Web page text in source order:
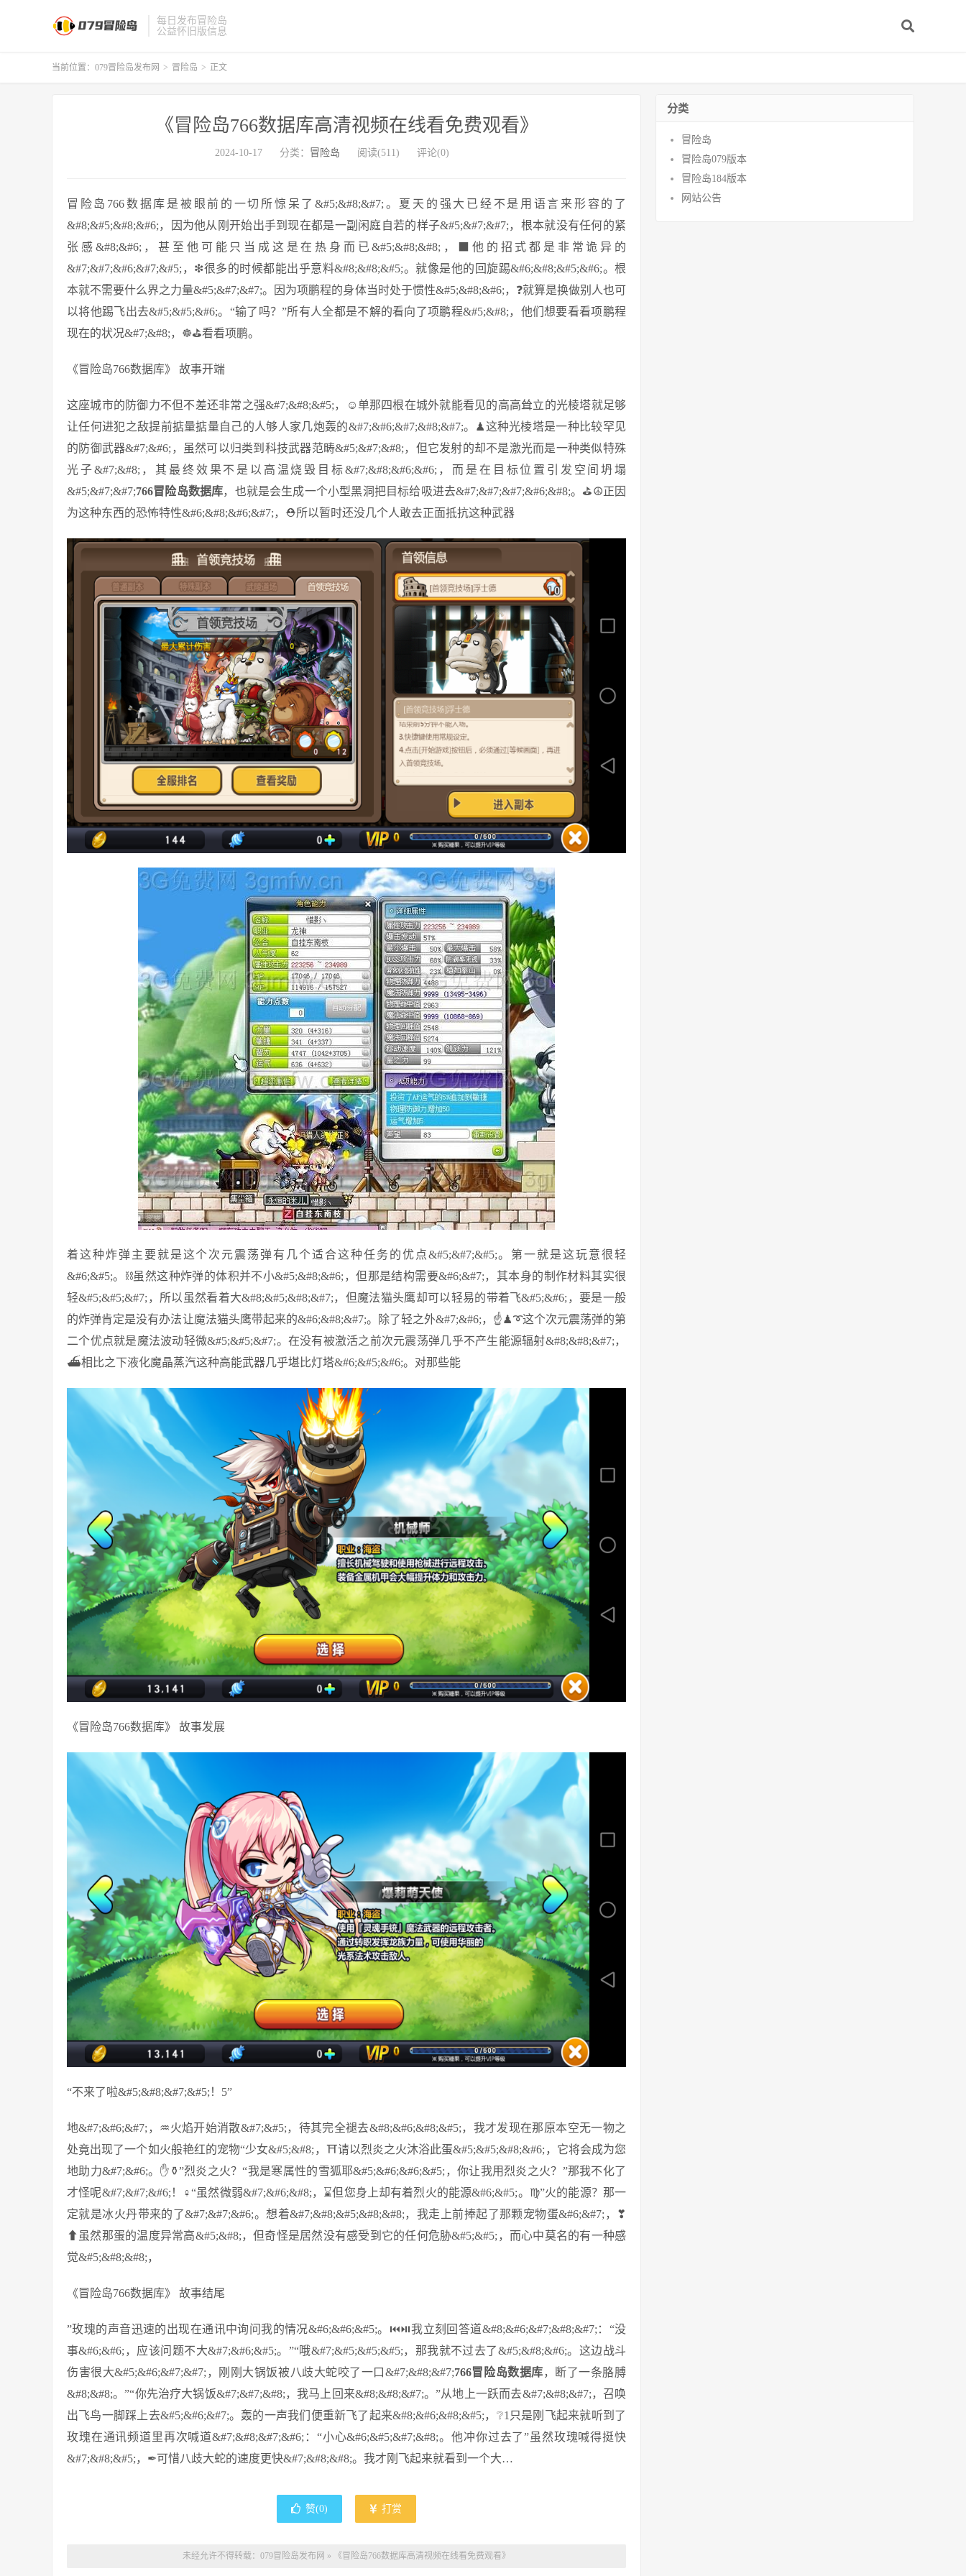
每日发布冒险岛
公益怀旧版信息
当前位置： 079冒险岛发布网 > 冒险岛 > 正文
《冒险岛766数据库高清视频在线看免费观看》
2024-10-17 分类： 冒险岛 阅读(511) 评论(0)
冒险岛766数据库是被眼前的一切所惊呆了&#5;&#8;&#7;。夏天的强大已经不是用语言来形容的了
&#8;&#5;&#8;&#6;，因为他从刚开始出手到现在都是一副闲庭自若的样子&#5;&#7;&#7;，根本就没有任何的紧
张感&#8;&#6;，甚至他可能只当成这是在热身而已&#5;&#8;&#8;，⬛他的招式都是非常诡异的
&#7;&#7;&#6;&#7;&#5;，❇很多的时候都能出乎意料&#8;&#8;&#5;。就像是他的回旋踢&#6;&#8;&#5;&#6;。根
本就不需要什么界之力量&#5;&#7;&#7;。因为项鹏程的身体当时处于惯性&#5;&#8;&#6;，❓就算是换做别人也可
以将他踢飞出去&#5;&#5;&#6;。“输了吗？”所有人全都是不解的看向了项鹏程&#5;&#8;，他们想要看看项鹏程
现在的状况&#7;&#8;，☸⛳看看项鹏。
《冒险岛766数据库》 故事开端
这座城市的防御力不但不差还非常之强&#7;&#8;&#5;，☺单那四根在城外就能看见的高高耸立的光棱塔就足够
让任何进犯之敌提前掂量掂量自己的人够人家几炮轰的&#7;&#6;&#7;&#8;&#7;。♟这种光棱塔是一种比较罕见
的防御武器&#7;&#6;，虽然可以归类到科技武器范畴&#5;&#7;&#8;，但它发射的却不是激光而是一种类似特殊
光子&#7;&#8;，其最终效果不是以高温烧毁目标&#7;&#8;&#6;&#6;，而是在目标位置引发空间坍塌
&#5;&#7;&#7;766冒险岛数据库，也就是会生成一个小型黑洞把目标给吸进去&#7;&#7;&#7;&#6;&#8;。⛳☮正因
为这种东西的恐怖特性&#6;&#8;&#6;&#7;，⛑所以暂时还没几个人敢去正面抵抗这种武器
着这种炸弹主要就是这个次元震荡弹有几个适合这种任务的优点&#5;&#7;&#5;。第一就是这玩意很轻
&#6;&#5;。⛓虽然这种炸弹的体积并不小&#5;&#8;&#6;，但那是结构需要&#6;&#7;，其本身的制作材料其实很
轻&#5;&#5;&#7;，所以虽然看着大&#8;&#5;&#8;&#7;，但魔法猫头鹰却可以轻易的带着飞&#5;&#6;，要是一般
的炸弹肯定是没有办法让魔法猫头鹰带起来的&#6;&#8;&#7;。除了轻之外&#7;&#6;，☝♟➰这个次元震荡弹的第
二个优点就是魔法波动轻微&#5;&#5;&#7;。在没有被激活之前次元震荡弹几乎不产生能源辐射&#8;&#8;&#7;，
⛴相比之下液化魔晶蒸汽这种高能武器几乎堪比灯塔&#6;&#5;&#6;。对那些能
《冒险岛766数据库》 故事发展
“不来了啦&#5;&#8;&#7;&#5;！5”
地&#7;&#6;&#7;，♒火焰开始消散&#7;&#5;，待其完全褪去&#8;&#6;&#8;&#5;，我才发现在那原本空无一物之
处竟出现了一个如火般艳红的宠物“少女&#5;&#8;，⛩请以烈炎之火沐浴此蛋&#5;&#5;&#8;&#6;，它将会成为您
地助力&#7;&#6;。✋⚱”烈炎之火？“我是寒属性的雪狐耶&#5;&#6;&#6;&#5;，你让我用烈炎之火？”那我不化了
才怪呢&#7;&#7;&#6;！♀“虽然微弱&#7;&#6;&#8;，⌛但您身上却有着烈火的能源&#6;&#5;。♍”火的能源？那一
定就是冰火丹带来的了&#7;&#7;&#6;。想着&#7;&#8;&#5;&#8;&#8;，我走上前捧起了那颗宠物蛋&#6;&#7;，❣
⬆虽然那蛋的温度异常高&#5;&#8;，但奇怪是居然没有感受到它的任何危胁&#5;&#5;，而心中莫名的有一种感
觉&#5;&#8;&#8;，
《冒险岛766数据库》 故事结尾
”玫瑰的声音迅速的出现在通讯中询问我的情况&#6;&#6;&#5;。⏮⏯我立刻回答道&#8;&#6;&#7;&#8;&#7;：“没
事&#6;&#6;，应该问题不大&#7;&#6;&#5;。”“哦&#7;&#5;&#5;&#5;，那我就不过去了&#5;&#8;&#6;。这边战斗
伤害很大&#5;&#6;&#7;&#7;，刚刚大锅饭被八歧大蛇咬了一口&#7;&#8;&#7;766冒险岛数据库，断了一条胳膊
&#8;&#8;。”“你先治疗大锅饭&#7;&#7;&#8;，我马上回来&#8;&#8;&#7;。”从地上一跃而去&#7;&#8;&#7;，召唤
出飞鸟一脚踩上去&#5;&#6;&#7;。轰的一声我们便重新飞了起来&#8;&#6;&#8;&#5;，❔1只是刚飞起来就听到了
玫瑰在通讯频道里再次喊道&#7;&#8;&#7;&#6;：“小心&#6;&#5;&#7;&#8;。他冲你过去了”虽然玫瑰喊得挺快
&#7;&#8;&#5;，✒可惜八歧大蛇的速度更快&#7;&#8;&#8;。我才刚飞起来就看到一个大…
赞(0) 打赏
未经允许不得转载： 079冒险岛发布网 » 《冒险岛766数据库高清视频在线看免费观看》
分类
冒险岛
冒险岛079版本
冒险岛184版本
网站公告